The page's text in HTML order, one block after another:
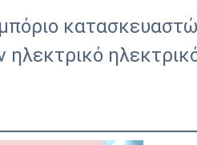
ηλεκτρικό